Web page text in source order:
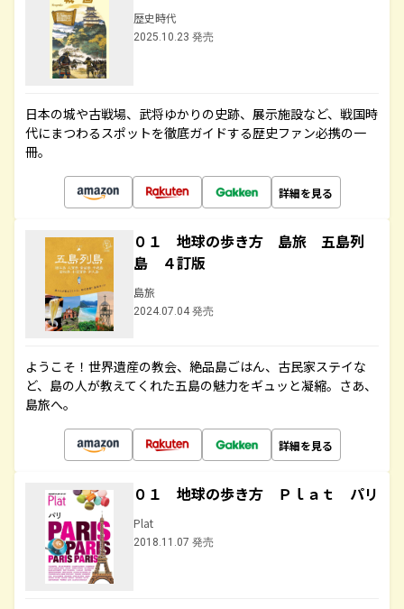
歴史時代
2025.10.23 発売
日本の城や古戦場、武将ゆかりの史跡、展示施設など、戦国時
代にまつわるスポットを徹底ガイドする歴史ファン必携の一
冊。
詳細を見る
０１ 地球の歩き方 島旅 五島列
島 ４訂版
島旅
2024.07.04 発売
ようこそ！世界遺産の教会、絶品島ごはん、古民家ステイな
ど、島の人が教えてくれた五島の魅力をギュッと凝縮。さあ、
島旅へ。
詳細を見る
０１ 地球の歩き方 Ｐｌａｔ パリ
Plat
2018.11.07 発売